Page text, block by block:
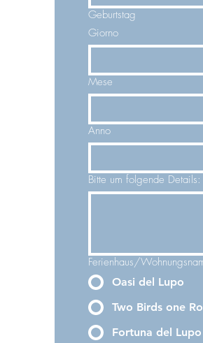
Geburtstag
Giorno
Mese
Anno
Bitte um folgende Details:
Ferienhaus/
Oasi del Lupo
Two Birds one
Fortuna del Lupo